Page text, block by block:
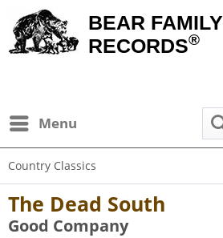
BEAR FAMILY
RECORDS®
Menu
Country Classics
The Dead South
Good Company